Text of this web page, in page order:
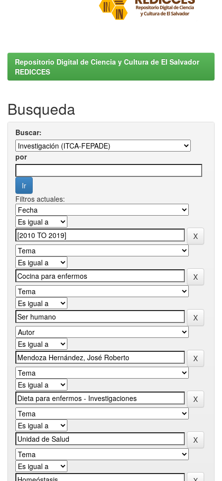
Repositorio Digital de Ciencia y Cultura de El Salvador
REDICCES
Busqueda
Buscar:
por
Filtros actuales: